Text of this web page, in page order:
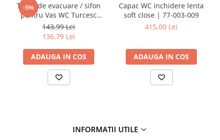
-5%
Teava de evacuare / sifon
pentru Vas WC Turcesc
D110 cu Ieșire la 45 grade |
MP010153905
143,99 Lei
136,79 Lei
ADAUGA IN COS
Capac WC inchidere lenta
soft close | 77-003-009
415,00 Lei
ADAUGA IN COS
INFORMATII UTILE